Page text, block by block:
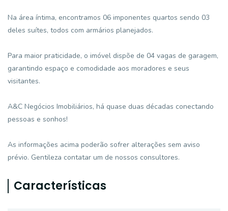
Na área íntima, encontramos 06 imponentes quartos sendo 03
deles suítes, todos com armários planejados.
Para maior praticidade, o imóvel dispõe de 04 vagas de garagem,
garantindo espaço e comodidade aos moradores e seus
visitantes.
A&C Negócios Imobiliários, há quase duas décadas conectando
pessoas e sonhos!
As informações acima poderão sofrer alterações sem aviso
prévio. Gentileza contatar um de nossos consultores.
Características